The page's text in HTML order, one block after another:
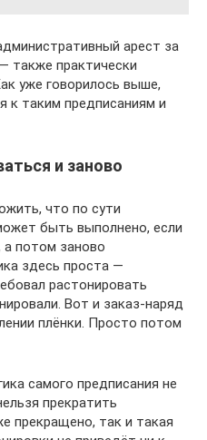
арест за
также практически
уже говорилось выше,
к таким предписаниям и
и заново
что по сути
быть выполнено, если
а потом заново
здесь проста —
растонировать
Вот и заказ-наряд
плёнки. Просто потом
самого предписания не
прекратить
прекращено, так и такая